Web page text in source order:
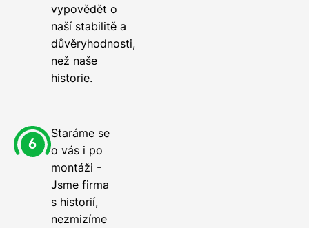
vypovědět o
naší stabilitě a
důvěryhodnosti,
než naše
historie.
Staráme se
o vás i po
montáži -
Jsme firma
s historií,
nezmizíme